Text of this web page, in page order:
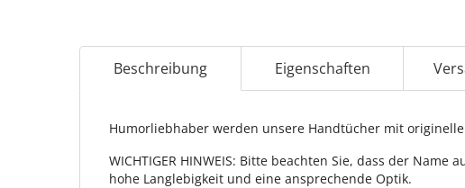
Beschreibung Eigenschaften
Humorliebhaber werden unsere Handtücher mit
WICHTIGER HINWEIS: Bitte beachten Sie, dass der
hohe Langlebigkeit und eine ansprechende Optik.